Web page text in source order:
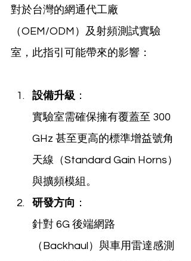
對於台灣的網通代工廠
（OEM/ODM）及射頻測試實驗
室，此指引可能帶來的影響：
設備升級 ：
實驗室需確保擁有覆蓋至 300
GHz 甚至更高的標準增益號角
天線（Standard Gain Horns）
與擴頻模組。
研發方向 ：
針對 6G 後端網路
（Backhaul）與車用雷達感測